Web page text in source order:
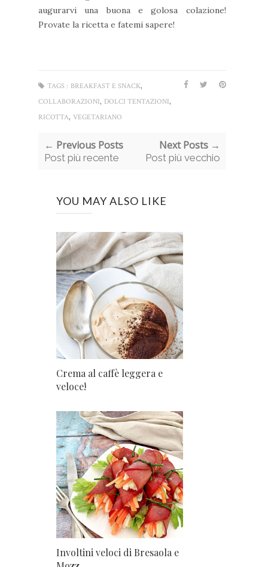
augurarvi una buona e golosa colazione!
Provate la ricetta e fatemi sapere!
TAGS : BREAKFAST E SNACK,
COLLABORAZIONI, DOLCI TENTAZIONI,
RICOTTA, VEGETARIANO
← Previous Posts
Post più recente
Next Posts →
Post più vecchio
YOU MAY ALSO LIKE
Crema al caffè leggera e
veloce!
Involtini veloci di Bresaola e